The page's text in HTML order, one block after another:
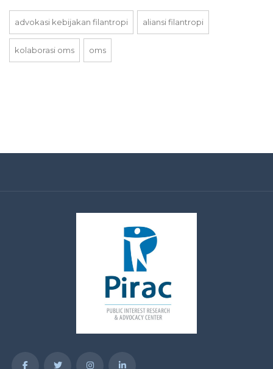
advokasi kebijakan filantropi aliansi filantropi
kolaborasi oms oms